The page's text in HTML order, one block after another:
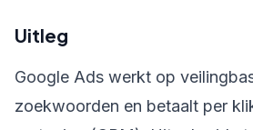
Uitleg
Google Ads werkt op
zoekwoorden en betaalt per